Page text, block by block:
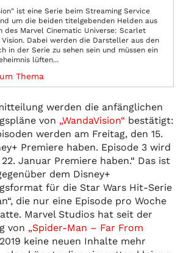
ist eine Serie beim Streaming Service
um die beiden titelgebenden Helden aus
des Marvel Cinematic Universe: Scarlet
Dabei werden die Darsteller aus den
in der Serie zu sehen sein und müssen ein
lüften...
Thema
werden die anfänglichen
von „WandaVision“ bestätigt:
werden am Freitag, den 15.
Premiere haben. Episode 3 wird
Januar Premiere haben.“ Das ist
dem Disney+
für die Star Wars Hit-Serie
die nur eine Episode pro Woche
Marvel Studios hat seit der
von „Spider-Man – Far From
keine neuen Inhalte mehr